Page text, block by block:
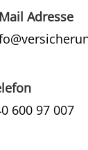
Adresse
600 97 007